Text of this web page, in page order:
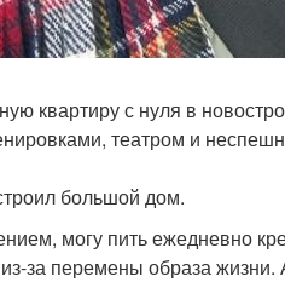
квартиру с нуля в
театром и
большой дом.
могу пить ежедневно
за перемены образа жизни.